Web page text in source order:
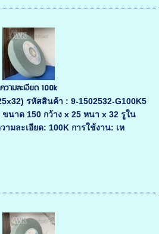
วามละเอียด 100k
รหัสสินค้า : 9-1502532-G100K5
ขนาด 150 กว้าง x 25 หนา x 32 รูใน
มละเอียด: 100K การใช้งาน: เห